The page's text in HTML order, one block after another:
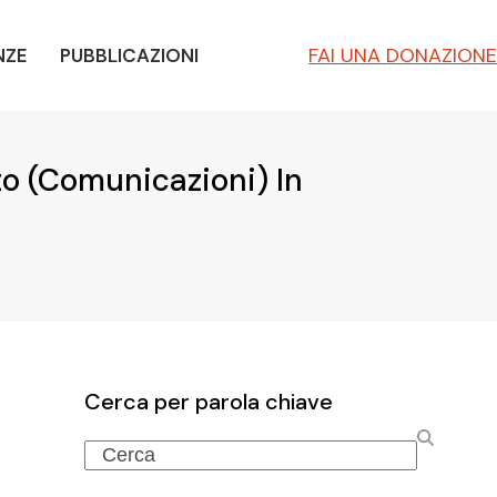
PUBBLICAZIONI FAI UNA DONAZIONE
(Comunicazioni) In
Cerca per parola chiave
Search